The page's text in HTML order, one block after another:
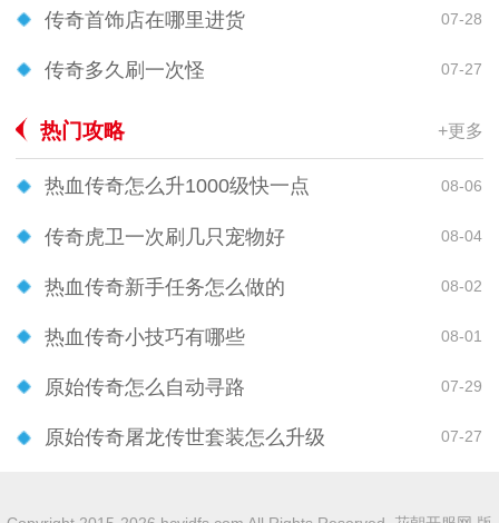
传奇首饰店在哪里进货 07-28
传奇多久刷一次怪 07-27
热门攻略 +更多
热血传奇怎么升1000级快一点 08-06
传奇虎卫一次刷几只宠物好 08-04
热血传奇新手任务怎么做的 08-02
热血传奇小技巧有哪些 08-01
原始传奇怎么自动寻路 07-29
原始传奇屠龙传世套装怎么升级 07-27